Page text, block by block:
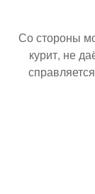
Со стороны
курит, не